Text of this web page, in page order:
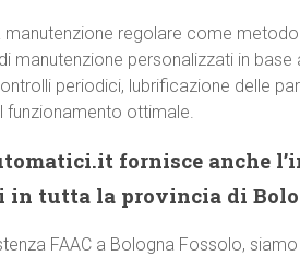
manutenzione regolare come
manutenzione personalizzati in
periodici, lubrificazione delle
funzionamento ottimale.
fornisce anche
in tutta la provincia di
FAAC a Bologna Fossolo,